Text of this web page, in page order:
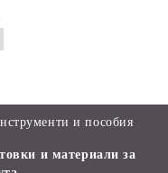
и пособия
и материали за